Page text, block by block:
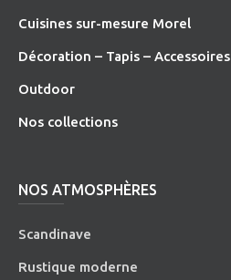
Cuisines sur-mesure Morel
Décoration – Tapis – Accessoires
Outdoor
Nos collections
NOS ATMOSPHÈRES
Scandinave
Rustique moderne